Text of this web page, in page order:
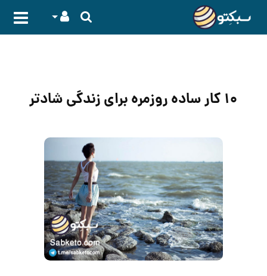
۱۰ کار ساده روزمره برای زندگی شادتر